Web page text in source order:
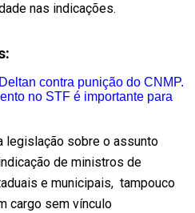
nas indicações.
contra punição do CNMP.
no STF é importante para
legislação sobre o assunto
de ministros de
e municipais, tampouco
cargo sem vínculo